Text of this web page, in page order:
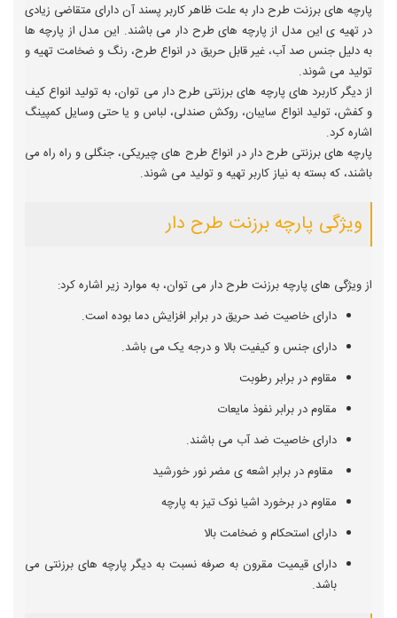
پارچه های برزنت طرح دار به علت ظاهر کاربر پسند آن دارای متقاضی زیادی
در تهیه ی این مدل از پارچه های طرح دار می باشند. این مدل از پارچه ها
به دلیل جنس صد آب، غیر قابل حریق در انواع طرح، رنگ و ضخامت تهیه و
تولید می شوند.
از دیگر کاربرد های پارچه های برزنتی طرح دار می توان، به تولید انواع کیف
و کفش، تولید انواع سایبان، روکش صندلی، لباس و یا حتی وسایل کمپینگ
اشاره کرد.
پارچه های برزنتی طرح دار در انواع طرح های چیریکی، جنگلی و راه راه می
باشند، که بسته به نیاز کاربر تهیه و تولید می شوند.
ویژگی پارچه برزنت طرح دار
از ویژگی های پارچه برزنت طرح دار می توان، به موارد زیر اشاره کرد:
دارای خاصیت ضد حریق در برابر افزایش دما بوده است.
دارای جنس و کیفیت بالا و درجه یک می باشد.
مقاوم در برابر رطوبت
مقاوم در برابر نفوذ مایعات
دارای خاصیت ضد آب می باشند.
مقاوم در برابر اشعه ی مضر نور خورشید
مقاوم در برخورد اشیا نوک تیز به پارچه
دارای استحکام و ضخامت بالا
دارای قیمیت مقرون به صرفه نسبت به دیگر پارچه های برزنتی می
باشد.